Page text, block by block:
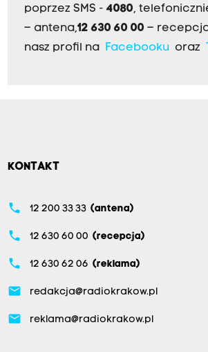
poprzez SMS - 4080,
– antena,12 630 60 00 –
nasz profil na Facebookuoraz
KONTAKT
phone 12 200 33 33 (antena)
phone 12 630 60 00 (recepcja)
phone 12 630 62 06 (reklama)
email redakcja@radiokrakow.pl
email reklama@radiokrakow.pl